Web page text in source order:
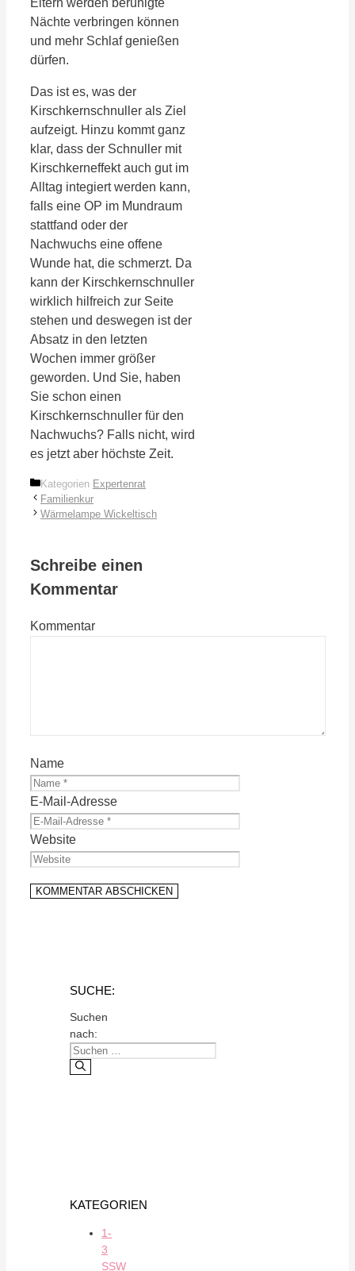
Eltern werden beruhigte
Nächte verbringen können
und mehr Schlaf genießen
dürfen.
Das ist es, was der
Kirschkernschnuller als Ziel
aufzeigt. Hinzu kommt ganz
klar, dass der Schnuller mit
Kirschkerneffekt auch gut im
Alltag integiert werden kann,
falls eine OP im Mundraum
stattfand oder der
Nachwuchs eine offene
Wunde hat, die schmerzt. Da
kann der Kirschkernschnuller
wirklich hilfreich zur Seite
stehen und deswegen ist der
Absatz in den letzten
Wochen immer größer
geworden. Und Sie, haben
Sie schon einen
Kirschkernschnuller für den
Nachwuchs? Falls nicht, wird
es jetzt aber höchste Zeit.
Kategorien Expertenrat
Familienkur
Wärmelampe Wickeltisch
Schreibe einen
Kommentar
Kommentar
Name
E-Mail-Adresse
Website
SUCHE:
Suchen
nach:
KATEGORIEN
1-
3
SSW